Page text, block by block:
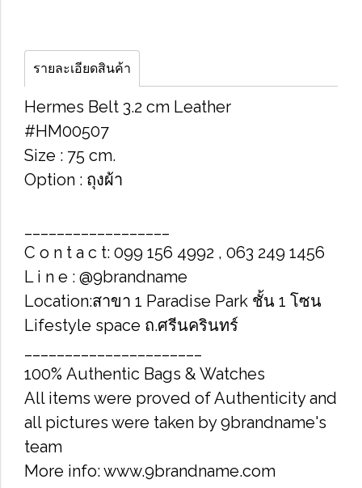
รายละเอียดสินค้า
Hermes Belt 3.2 cm Leather
#HM00507
Size : 75 cm.
Option : ถุงผ้า
C o n t a c t: 099 156 4992 , 063 249 1456
L i n e : @9brandname
Location:สาขา 1 Paradise Park ชั้น 1 โซน
Lifestyle space ถ.ศรีนครินทร์
100% Authentic Bags & Watches
All items were proved of Authenticity and
all pictures were taken by 9brandname's
team
More info: www.9brandname.com